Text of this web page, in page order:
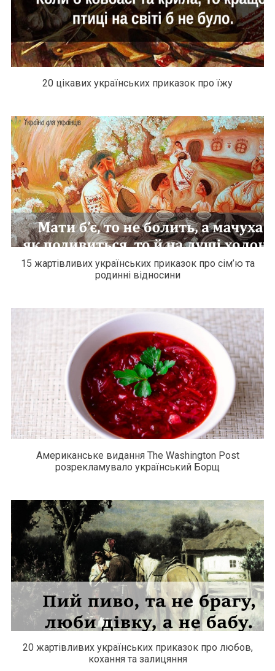
20 цікавих українських приказок про їжу
15 жартівливих українських приказок про сім’ю та
родинні відносини
Американське видання The Washington Post
розрекламувало український Борщ
20 жартівливих українських приказок про любов,
кохання та залицяння